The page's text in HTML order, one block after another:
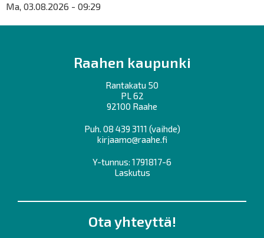
Ma, 03.08.2026 - 09:29
Raahen kaupunki
Rantakatu 50
PL 62
92100 Raahe
Puh. 08 439 3111 (vaihde)
kirjaamo@raahe.fi
Y-tunnus: 1791817-6
Laskutus
Ota yhteyttä!